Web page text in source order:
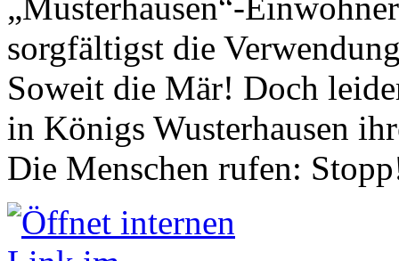
sorgfältigst die
Soweit die Mär! Doch
in Königs Wusterhausen
Die Menschen rufen: